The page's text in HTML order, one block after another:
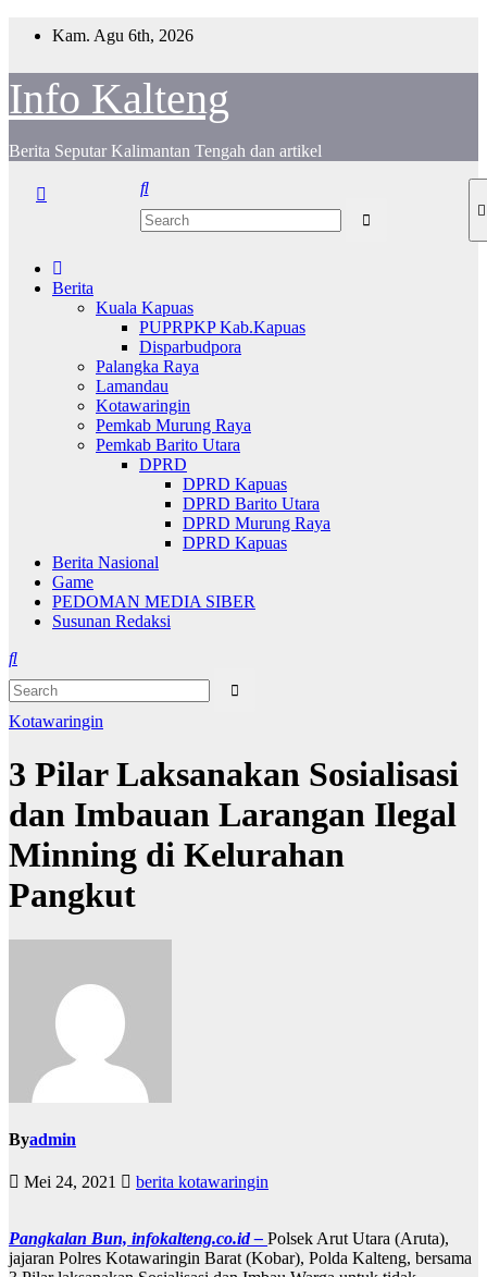
Kam. Agu 6th, 2026
Info Kalteng
Berita Seputar Kalimantan Tengah dan artikel
Berita
Kuala Kapuas
PUPRPKP Kab.Kapuas
Disparbudpora
Palangka Raya
Lamandau
Kotawaringin
Pemkab Murung Raya
Pemkab Barito Utara
DPRD
DPRD Kapuas
DPRD Barito Utara
DPRD Murung Raya
DPRD Kapuas
Berita Nasional
Game
PEDOMAN MEDIA SIBER
Susunan Redaksi
Kotawaringin
3 Pilar Laksanakan Sosialisasi
dan Imbauan Larangan Ilegal
Minning di Kelurahan
Pangkut
Byadmin
Mei 24, 2021 berita kotawaringin
Pangkalan Bun, infokalteng.co.id – Polsek Arut Utara (Aruta),
jajaran Polres Kotawaringin Barat (Kobar), Polda Kalteng, bersama